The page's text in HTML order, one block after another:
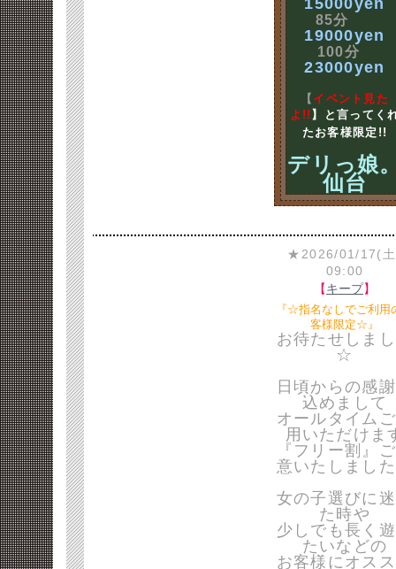
85分
19000yen
100分
23000yen
【 イベント見た
よ!! 】と言ってく
たお客様限定!!
デリっ娘
仙台
★2026/01/17(
09:00
【キープ】
『☆指名なしでご利用
客様限定☆』
お待たせしま
☆
日頃からの感
込めまして
オールタイム
用いただけま
『フリー割』
意いたしまし
女の子選びに
た時や
少しでも長く
たいなどの
お客様にオス